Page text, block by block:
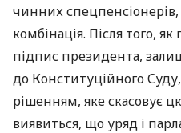
чинних
комбінація. Після того,
підпис президента,
до Конституційного
рішенням, яке скасовує
виявиться, що уряд і